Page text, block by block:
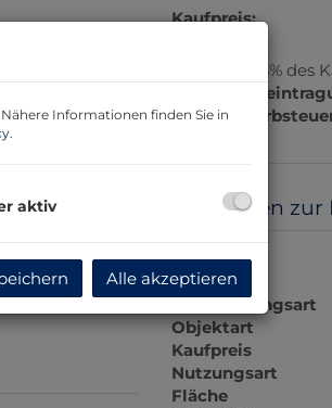
Kaufpreis:
3% des
Basisdaten
Objektnr.
Zimmer
Vermarktungsart
Objektart
Kaufpreis
Nutzungsart
Fläche
Informationen finden Sie in
.
aktiv
Alle akzeptieren